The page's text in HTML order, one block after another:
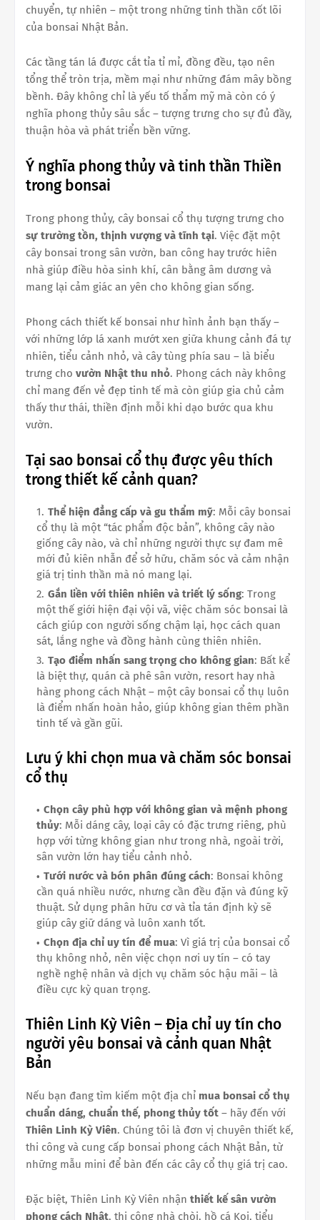
chuyển, tự nhiên – một trong những tinh thần cốt lõi
của bonsai Nhật Bản.
Các tầng tán lá được cắt tỉa tỉ mỉ, đồng đều, tạo nên
tổng thể tròn trịa, mềm mại như những đám mây bồng
bềnh. Đây không chỉ là yếu tố thẩm mỹ mà còn có ý
nghĩa phong thủy sâu sắc – tượng trưng cho sự đủ đầy,
thuận hòa và phát triển bền vững.
Ý nghĩa phong thủy và tinh thần Thiền
trong bonsai
Trong phong thủy, cây bonsai cổ thụ tượng trưng cho
sự trường tồn, thịnh vượng và tĩnh tại. Việc đặt một
cây bonsai trong sân vườn, ban công hay trước hiên
nhà giúp điều hòa sinh khí, cân bằng âm dương và
mang lại cảm giác an yên cho không gian sống.
Phong cách thiết kế bonsai như hình ảnh bạn thấy –
với những lớp lá xanh mướt xen giữa khung cảnh đá tự
nhiên, tiểu cảnh nhỏ, và cây tùng phía sau – là biểu
trưng cho vườn Nhật thu nhỏ. Phong cách này không
chỉ mang đến vẻ đẹp tinh tế mà còn giúp gia chủ cảm
thấy thư thái, thiền định mỗi khi dạo bước qua khu
vườn.
Tại sao bonsai cổ thụ được yêu thích
trong thiết kế cảnh quan?
Thể hiện đẳng cấp và gu thẩm mỹ: Mỗi cây bonsai
cổ thụ là một “tác phẩm độc bản”, không cây nào
giống cây nào, và chỉ những người thực sự đam mê
mới đủ kiên nhẫn để sở hữu, chăm sóc và cảm nhận
giá trị tinh thần mà nó mang lại.
Gắn liền với thiên nhiên và triết lý sống: Trong
một thế giới hiện đại vội vã, việc chăm sóc bonsai là
cách giúp con người sống chậm lại, học cách quan
sát, lắng nghe và đồng hành cùng thiên nhiên.
Tạo điểm nhấn sang trọng cho không gian: Bất kể
là biệt thự, quán cà phê sân vườn, resort hay nhà
hàng phong cách Nhật – một cây bonsai cổ thụ luôn
là điểm nhấn hoàn hảo, giúp không gian thêm phần
tinh tế và gần gũi.
Lưu ý khi chọn mua và chăm sóc bonsai
cổ thụ
Chọn cây phù hợp với không gian và mệnh phong
thủy: Mỗi dáng cây, loại cây có đặc trưng riêng, phù
hợp với từng không gian như trong nhà, ngoài trời,
sân vườn lớn hay tiểu cảnh nhỏ.
Tưới nước và bón phân đúng cách: Bonsai không
cần quá nhiều nước, nhưng cần đều đặn và đúng kỹ
thuật. Sử dụng phân hữu cơ và tỉa tán định kỳ sẽ
giúp cây giữ dáng và luôn xanh tốt.
Chọn địa chỉ uy tín để mua: Vì giá trị của bonsai cổ
thụ không nhỏ, nên việc chọn nơi uy tín – có tay
nghề nghệ nhân và dịch vụ chăm sóc hậu mãi – là
điều cực kỳ quan trọng.
Thiên Linh Kỳ Viên – Địa chỉ uy tín cho
người yêu bonsai và cảnh quan Nhật
Bản
Nếu bạn đang tìm kiếm một địa chỉ mua bonsai cổ thụ
chuẩn dáng, chuẩn thế, phong thủy tốt – hãy đến với
Thiên Linh Kỳ Viên. Chúng tôi là đơn vị chuyên thiết kế,
thi công và cung cấp bonsai phong cách Nhật Bản, từ
những mẫu mini để bàn đến các cây cổ thụ giá trị cao.
Đặc biệt, Thiên Linh Kỳ Viên nhận thiết kế sân vườn
phong cách Nhật, thi công nhà chòi, hồ cá Koi, tiểu